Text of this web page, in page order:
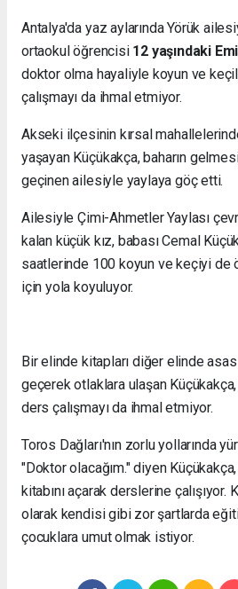
Antalya'da yaz aylarında Yörük
ortaokul öğrencisi 12 yaşındaki
doktor olma hayaliyle koyun ve
çalışmayı da ihmal etmiyor.
Akseki ilçesinin kırsal
yaşayan Küçükakça, baharın
geçinen ailesiyle yaylaya göç etti.
Ailesiyle Çimi-Ahmetler Yaylası
kalan küçük kız, babası Cemal
saatlerinde 100 koyun ve keçiyi de
için yola koyuluyor.
Bir elinde kitapları diğer elinde
geçerek otlaklara ulaşan
ders çalışmayı da ihmal etmiyor.
Toros Dağları'nın zorlu yollarında
"Doktor olacağım." diyen
kitabını açarak derslerine çalışıyor.
olarak kendisi gibi zor şartlarda
çocuklara umut olmak istiyor.